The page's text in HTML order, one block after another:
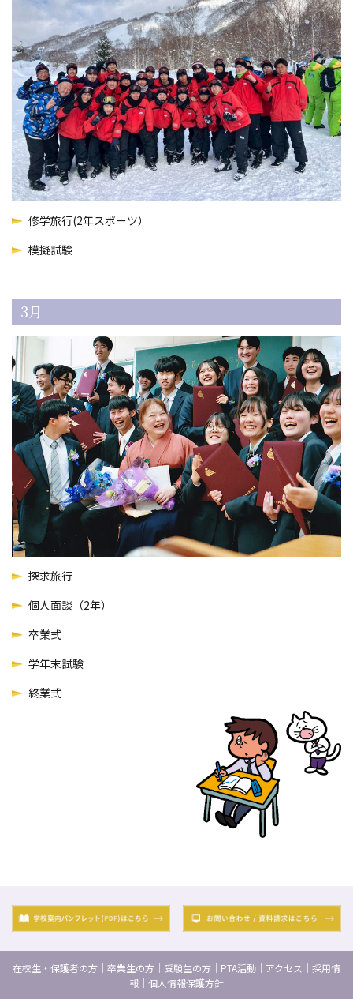
修学旅行(2年スポーツ）
模擬試験
3月
探求旅行
個人面談（2年）
卒業式
学年末試験
終業式
t
n
在校生・保護者の方 ｜ 卒業生の方 ｜ 受験生の方 ｜ PTA活動 ｜ アクセス ｜ 採用情
報 ｜ 個人情報保護方針